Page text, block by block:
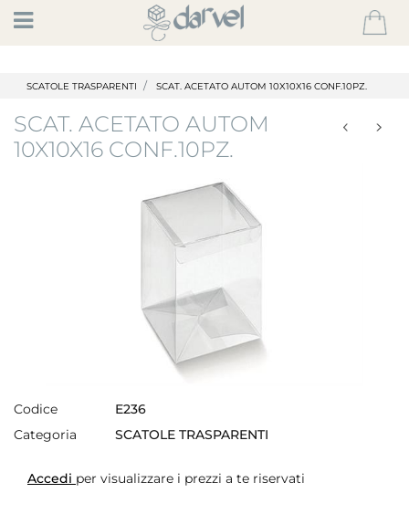
Open
SCATOLE TRASPARENTI SCAT. ACETATO AUTOM 10X10X16 CONF.10PZ.
SCAT. ACETATO AUTOM
10X10X16 CONF.10PZ.
Codice
E236
Categoria
SCATOLE TRASPARENTI
Accedi per visualizzare i prezzi a te riservati